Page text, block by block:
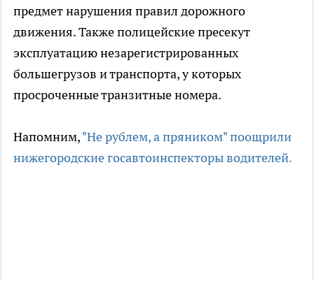
предмет нарушения правил дорожного
движения. Также полицейские пресекут
эксплуатацию незарегистрированных
большегрузов и транспорта, у которых
просроченные транзитные номера.
Напомним,"Не рублем, а пряником" поощрили
нижегородские госавтоинспекторы водителей.